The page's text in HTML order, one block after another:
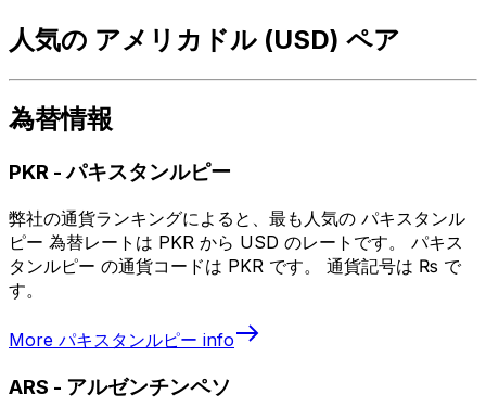
人気の アメリカドル (USD) ペア
為替情報
PKR -パキスタンルピー
弊社の通貨ランキングによると、最も人気の パキスタンル
ピー 為替レートは PKR から USD のレートです。 パキス
タンルピー の通貨コードは PKR です。 通貨記号は ₨ で
す。
More パキスタンルピー info
ARS - アルゼンチンペソ